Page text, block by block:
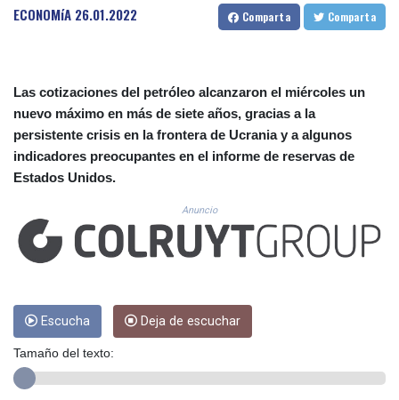
CUC 1.154999
CUP 30.607481
DKK 7.475433
DOP 67.242802
DZD 152.86435
EGP 57.523697
FJD 2.550874
FKP 0.856409
GBP 0.856576
GHS 13.514706
GIP 0.856409
GNF 10116.767543
ECONOMíA 26.01.2022 Comparta Comparta
Las cotizaciones del petróleo alcanzaron el miércoles un
nuevo máximo en más de siete años, gracias a la
persistente crisis en la frontera de Ucrania y a algunos
indicadores preocupantes en el informe de reservas de
Estados Unidos.
Anuncio
Escucha Deja de escuchar
Tamaño del texto: